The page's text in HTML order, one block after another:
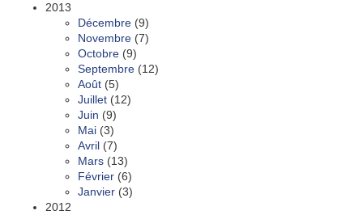
2013
Décembre (9)
Novembre (7)
Octobre (9)
Septembre (12)
Août (5)
Juillet (12)
Juin (9)
Mai (3)
Avril (7)
Mars (13)
Février (6)
Janvier (3)
2012